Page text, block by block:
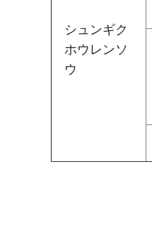
シュンギク
ホウレンソ
ウ